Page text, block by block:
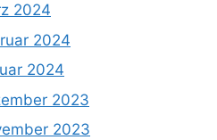
2024
2024
2024
2023
2023